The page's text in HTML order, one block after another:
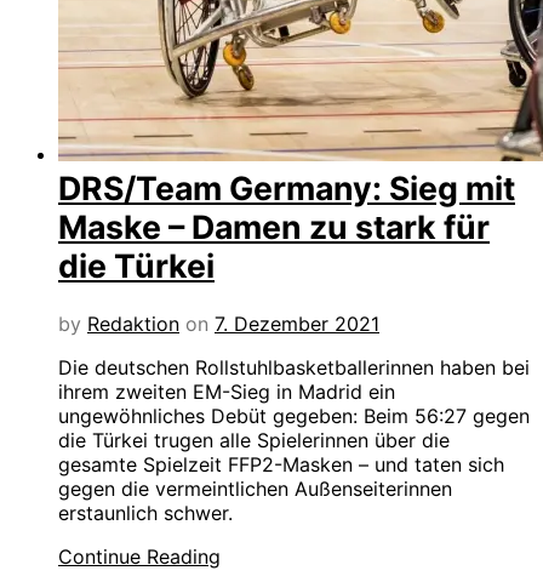
DRS/Team Germany: Sieg mit
Maske – Damen zu stark für
die Türkei
by Redaktion on 7. Dezember 2021
Die deutschen Rollstuhlbasketballerinnen haben bei
ihrem zweiten EM-Sieg in Madrid ein
ungewöhnliches Debüt gegeben: Beim 56:27 gegen
die Türkei trugen alle Spielerinnen über die
gesamte Spielzeit FFP2-Masken – und taten sich
gegen die vermeintlichen Außenseiterinnen
erstaunlich schwer.
Continue Reading